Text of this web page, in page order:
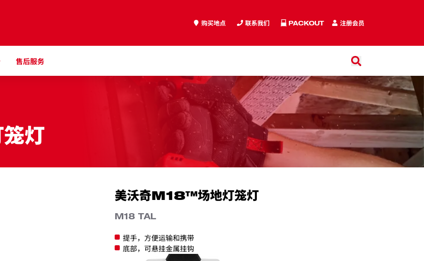
注册会员
购买地点 联系我们 PACKOUT
售后服务
搜索
搜索
灯
美沃奇M18™场地灯笼灯
M18 TAL
提手，方便运输和携带
底部，可悬挂金属挂钩